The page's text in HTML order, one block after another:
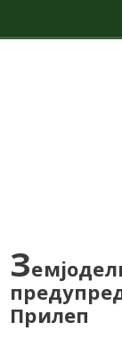
З
Прилеп